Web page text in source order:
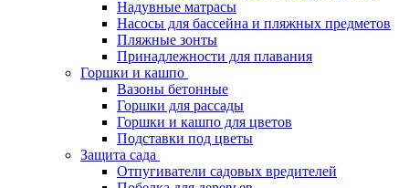
Надувные матрасы
Насосы для бассейна и пляжных предметов
Пляжные зонты
Принадлежности для плавания
Горшки и кашпо
Вазоны бетонные
Горшки для рассады
Горшки и кашпо для цветов
Подставки под цветы
Защита сада
Отпугиватели садовых вредителей